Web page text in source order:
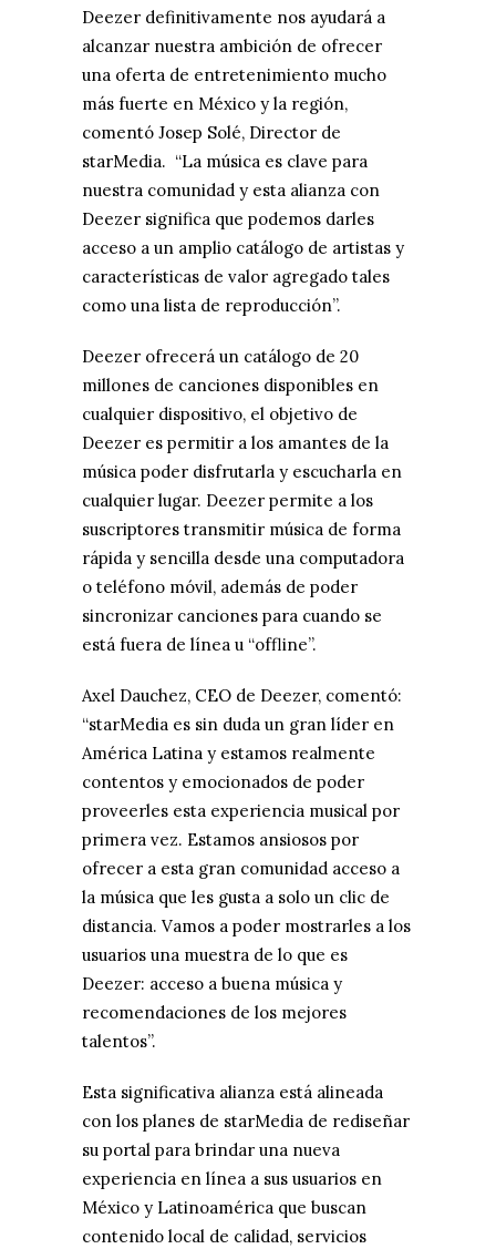
Deezer definitivamente nos ayudará a
alcanzar nuestra ambición de ofrecer
una oferta de entretenimiento mucho
más fuerte en México y la región,
comentó Josep Solé, Director de
starMedia. “La música es clave para
nuestra comunidad y esta alianza con
Deezer significa que podemos darles
acceso a un amplio catálogo de artistas y
características de valor agregado tales
como una lista de reproducción”.
Deezer ofrecerá un catálogo de 20
millones de canciones disponibles en
cualquier dispositivo, el objetivo de
Deezer es permitir a los amantes de la
música poder disfrutarla y escucharla en
cualquier lugar. Deezer permite a los
suscriptores transmitir música de forma
rápida y sencilla desde una computadora
o teléfono móvil, además de poder
sincronizar canciones para cuando se
está fuera de línea u “offline”.
Axel Dauchez, CEO de Deezer, comentó:
“starMedia es sin duda un gran líder en
América Latina y estamos realmente
contentos y emocionados de poder
proveerles esta experiencia musical por
primera vez. Estamos ansiosos por
ofrecer a esta gran comunidad acceso a
la música que les gusta a solo un clic de
distancia. Vamos a poder mostrarles a los
usuarios una muestra de lo que es
Deezer: acceso a buena música y
recomendaciones de los mejores
talentos”.
Esta significativa alianza está alineada
con los planes de starMedia de rediseñar
su portal para brindar una nueva
experiencia en línea a sus usuarios en
México y Latinoamérica que buscan
contenido local de calidad, servicios